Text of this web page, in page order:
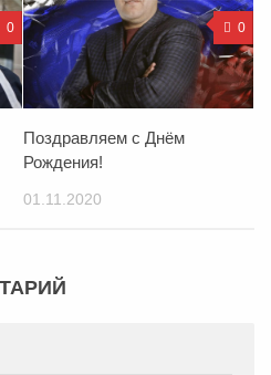
0 0
Поздравляем с Днём
Рождения!
01.11.2020